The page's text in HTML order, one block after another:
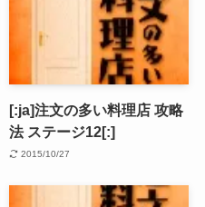
[:ja]注文の多い料理店 攻略
法 ステージ12[:]
2015/10/27